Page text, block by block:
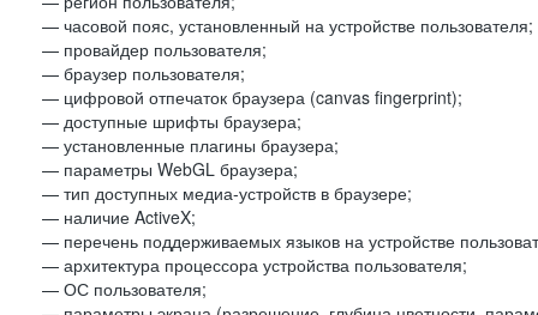
— часовой пояс, установленный на устройстве пользователя;
— провайдер пользователя;
— браузер пользователя;
— цифровой отпечаток браузера (canvas fingerprint);
— доступные шрифты браузера;
— установленные плагины браузера;
— параметры WebGL браузера;
— тип доступных медиа-устройств в браузере;
— наличие ActiveX;
— перечень поддерживаемых языков на устройстве
— архитектура процессора устройства пользователя;
— ОС пользователя;